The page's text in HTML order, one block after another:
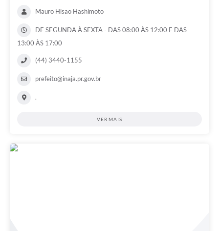
Mauro Hisao Hashimoto
DE SEGUNDA À SEXTA - DAS 08:00 ÀS 12:00 E DAS
13:00 ÀS 17:00
(44) 3440-1155
prefeito@inaja.pr.gov.br
.
VER MAIS